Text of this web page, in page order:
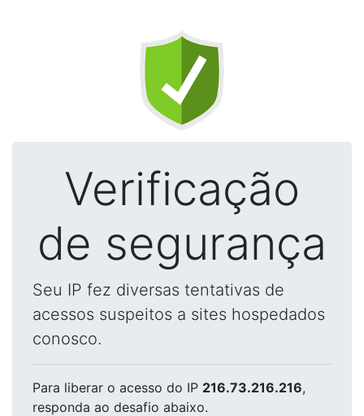
Verificação
de segurança
Seu IP fez diversas tentativas de
acessos suspeitos a sites hospedados
conosco.
Para liberar o acesso do IP 216.73.216.216,
responda ao desafio abaixo.